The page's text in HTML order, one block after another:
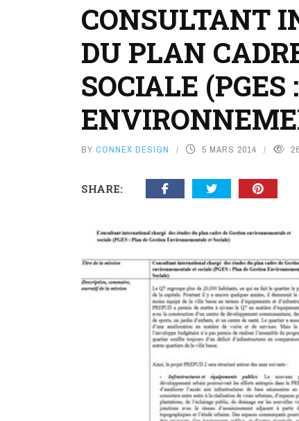
CONSULTANT
DU PLAN
SOCIALE
BY CONNEX DESIGN 5 MARS 2014
SHARE: